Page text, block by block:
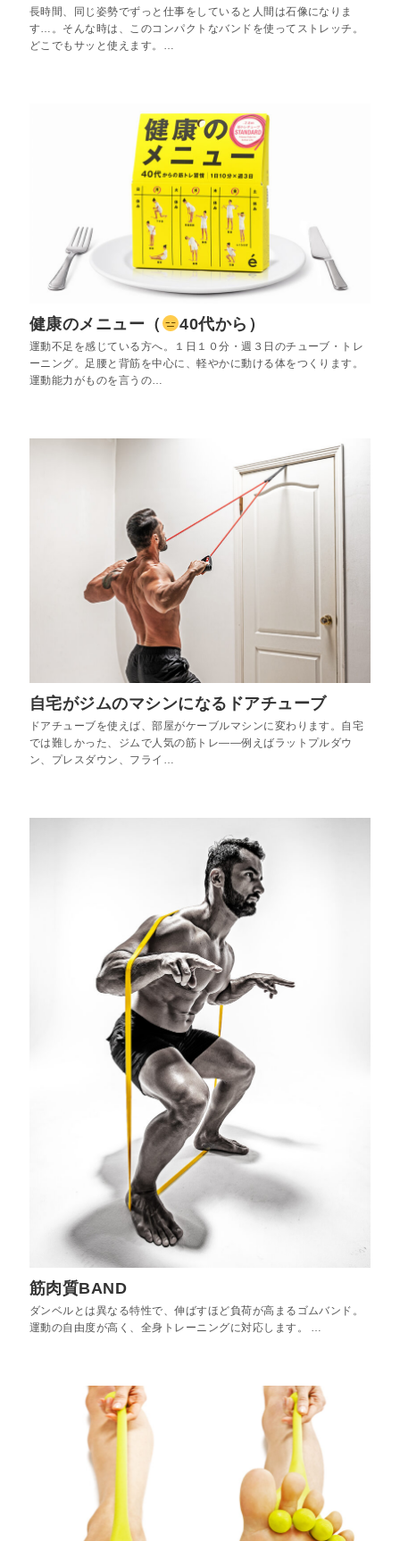
長時間、同じ姿勢でずっと仕事をしていると人間は石像になりま
す…。そんな時は、このコンパクトなバンドを使ってストレッチ。
どこでもサッと使えます。…
健康のメニュー（ 40代から）
運動不足を感じている方へ。１日１０分・週３日のチューブ・トレ
ーニング。足腰と背筋を中心に、軽やかに動ける体をつくります。
運動能力がものを言うの…
自宅がジムのマシンになるドアチューブ
ドアチューブを使えば、部屋がケーブルマシンに変わります。自宅
では難しかった、ジムで人気の筋トレ——例えばラットプルダウ
ン、プレスダウン、フライ…
筋肉質BAND
ダンベルとは異なる特性で、伸ばすほど負荷が高まるゴムバンド。
運動の自由度が高く、全身トレーニングに対応します。 …